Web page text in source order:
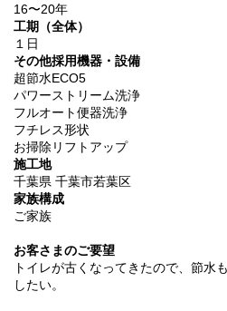
16〜20年
工期（全体）
１日
その他採用機器・設備
超節水ECO5
パワーストリーム洗浄
フルオート便器洗浄
フチレス形状
お掃除リフトアップ
施工地
千葉県 千葉市若葉区
家族構成
ご家族
お客さまのご要望
トイレが古くなってきたので、節水
したい。